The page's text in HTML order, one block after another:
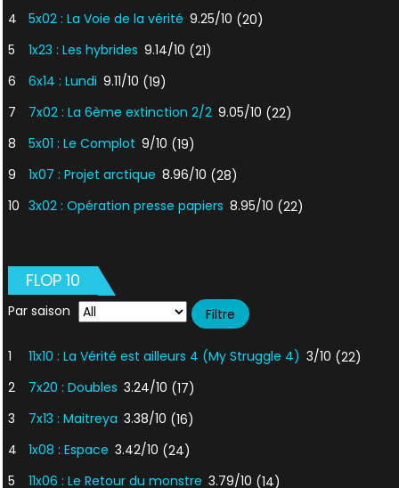
4
5x02 : La Voie de la vérité 9.25/10 (20)
5
1x23 : Les hybrides 9.14/10 (21)
6
6x14 : Lundi 9.11/10 (19)
7
7x02 : La 6ème extinction 2/2 9.05/10 (22)
8
5x01 : Le Complot 9/10 (19)
9
1x07 : Projet arctique 8.96/10 (28)
10 3x02 : Opération presse papiers 8.95/10 (22)
FLOP 10
Par saison
1 11x10 : La Vérité est ailleurs 4 (My Struggle 4) 3/10 (22)
2
7x20 : Doubles 3.24/10 (17)
3
7x13 : Maitreya 3.38/10 (16)
4
1x08 : Espace 3.42/10 (24)
5
11x06 : Le Retour du monstre 3.79/10 (14)